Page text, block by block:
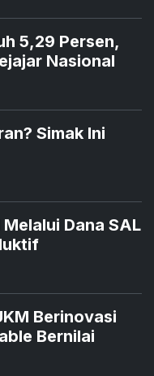
5,29 Persen,
Nasional
Simak Ini
Dana SAL
Berinovasi
Bernilai